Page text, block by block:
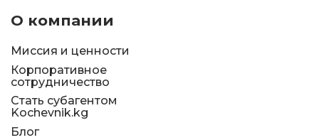
О компании
Миссия и ценности
Корпоративное
сотрудничество
Стать субагентом
Kochevnik.kg
Блог